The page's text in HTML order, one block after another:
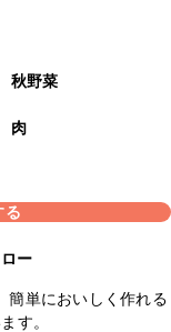
秋野菜
肉
る
ー
簡単においしく作れる
す。